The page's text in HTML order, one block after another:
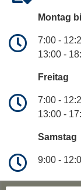
Montag
7:00 -
13:00 -
Freitag
7:00 -
13:00 -
Samstag
9:00 -